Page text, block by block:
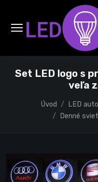
Set LED logo s
veľa
Úvod
LED
Denné